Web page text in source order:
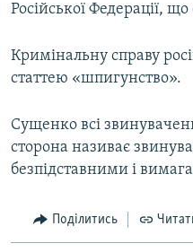
Російської Федерації,
Кримінальну справу
статтею «шпигунство».
Сущенко всі
сторона називає
безпідставними і
Поділитись